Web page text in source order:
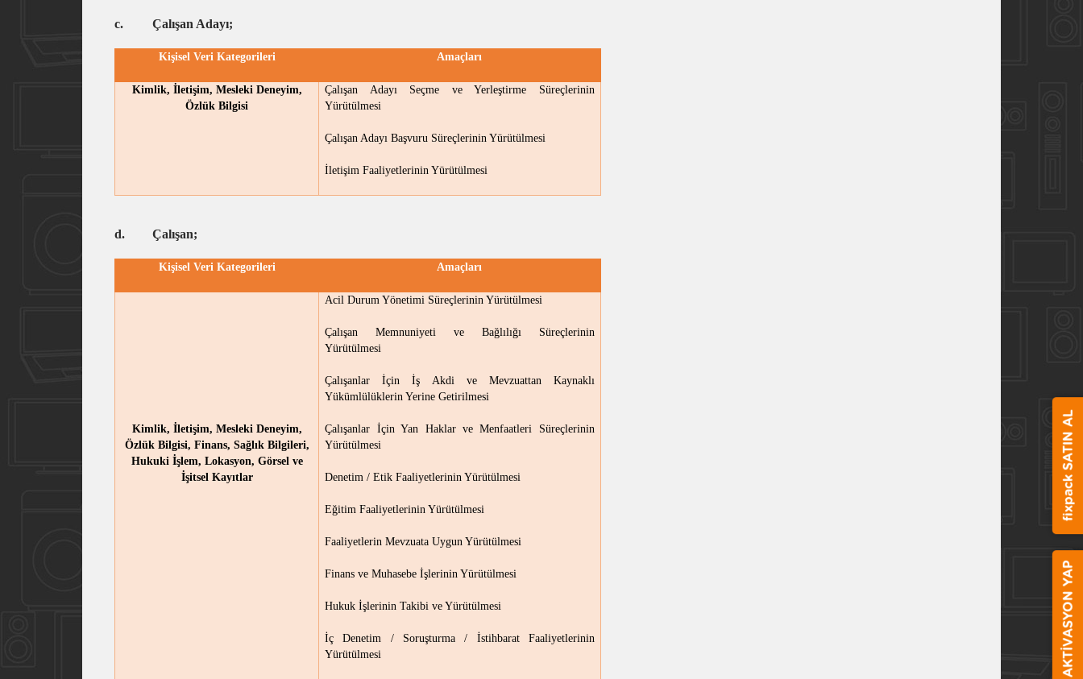
c. Çalışan Adayı;
Kişisel Veri Kategorileri Amaçları
Kimlik, İletişim, Mesleki Deneyim,
Özlük Bilgisi
Çalışan Adayı Seçme ve Yerleştirme Süreçlerinin
Yürütülmesi
Çalışan Adayı Başvuru Süreçlerinin Yürütülmesi
İletişim Faaliyetlerinin Yürütülmesi
d. Çalışan;
Kişisel Veri Kategorileri Amaçları
Kimlik, İletişim, Mesleki Deneyim,
Özlük Bilgisi, Finans, Sağlık Bilgileri,
Hukuki İşlem, Lokasyon, Görsel ve
İşitsel Kayıtlar
Acil Durum Yönetimi Süreçlerinin Yürütülmesi
Çalışan Memnuniyeti ve Bağlılığı Süreçlerinin
Yürütülmesi
Çalışanlar İçin İş Akdi ve Mevzuattan Kaynaklı
Yükümlülüklerin Yerine Getirilmesi
Çalışanlar İçin Yan Haklar ve Menfaatleri Süreçlerinin
Yürütülmesi
Denetim / Etik Faaliyetlerinin Yürütülmesi
Eğitim Faaliyetlerinin Yürütülmesi
Faaliyetlerin Mevzuata Uygun Yürütülmesi
Finans ve Muhasebe İşlerinin Yürütülmesi
Hukuk İşlerinin Takibi ve Yürütülmesi
İç Denetim / Soruşturma / İstihbarat Faaliyetlerinin
Yürütülmesi
AKTİVASYON YAP
fixpack SATIN AL